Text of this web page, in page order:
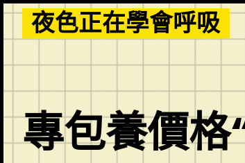
Skip
to
content
夜色正在學會呼吸
專包養價